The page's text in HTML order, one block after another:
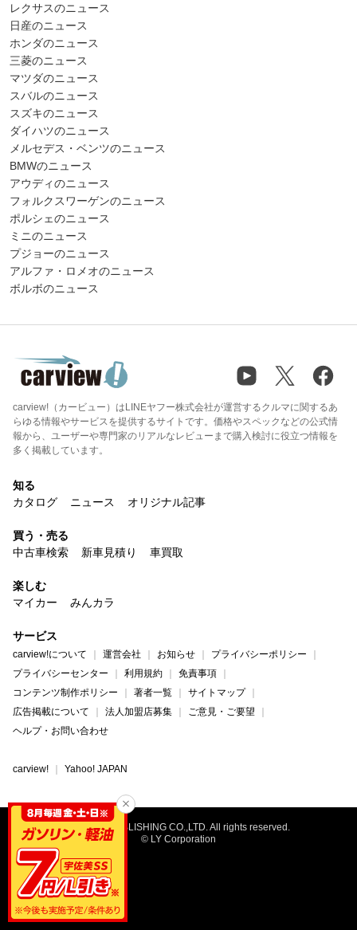
レクサスのニュース
日産のニュース
ホンダのニュース
三菱のニュース
マツダのニュース
スバルのニュース
スズキのニュース
ダイハツのニュース
メルセデス・ベンツのニュース
BMWのニュース
アウディのニュース
フォルクスワーゲンのニュース
ポルシェのニュース
ミニのニュース
プジョーのニュース
アルファ・ロメオのニュース
ボルボのニュース
carview!（カービュー）はLINEヤフー株式会社が運営するクルマに関するあ
らゆる情報やサービスを提供するサイトです。価格やスペックなどの公式情
報から、ユーザーや専門家のリアルなレビューまで購入検討に役立つ情報を
多く掲載しています。
知る
カタログ
ニュース オリジナル記事
買う・売る
中古車検索
新車見積り 車買取
楽しむ
マイカー
みんカラ
サービス
carview!について 運営会社 お知らせ
プライバシーポリシー
プライバシーセンター
利用規約
免責事項
コンテンツ制作ポリシー
著者一覧
サイトマップ
広告掲載について
法人加盟店募集
ご意見・ご要望
ヘルプ・お問い合わせ
carview! Yahoo! JAPAN
©NAIGAI PUBLISHING CO.,LTD. All rights reserved.
© LY Corporation